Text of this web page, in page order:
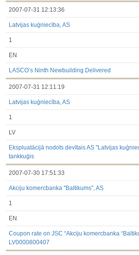
2007-07-31 12:13:36
Latvijas kuģniecība, AS
1
EN
LASCO’s Ninth Newbuilding Delivered
2007-07-31 12:11:19
Latvijas kuģniecība, AS
1
LV
Ekspluatācijā nodots devītais AS "Latvijas
tankkuģis
2007-07-30 17:51:33
Akciju komercbanka ''Baltikums'', AS
1
EN
Coupon rate on JSC “Akciju komercbanka
LV0000800407